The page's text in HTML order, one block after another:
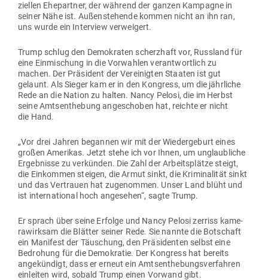
zi­ellen Ehe­partner, der während der ganzen Kam­pagne in
seiner Nähe ist. Außen­ste­hende kommen nicht an ihn ran,
uns wurde ein Interview verweigert.
Trump schlug den Demo­kraten scherzhaft vor, Russland für
eine Ein­mi­schung in die Vor­wahlen ver­ant­wortlich zu
machen. Der Prä­sident der Ver­ei­nigten Staaten ist gut
gelaunt. Als Sieger kam er in den Kon­gress, um die jähr­liche
Rede an die Nation zu halten. Nancy Pelosi, die im Herbst
seine Amts­ent­hebung ange­schoben hat, reichte er nicht
die Hand.
„Vor drei Jahren begannen wir mit der Wie­der­geburt eines
großen Ame­rikas. Jetzt stehe ich vor Ihnen, um unglaub­liche
Ergeb­nisse zu ver­künden. Die Zahl der Arbeits­plätze steigt,
die Ein­kommen steigen, die Armut sinkt, die Kri­mi­na­lität sinkt
und das Ver­trauen hat zuge­nommen. Unser Land blüht und
ist inter­na­tional hoch ange­sehen“, sagte Trump.
Er sprach über seine Erfolge und Nancy Pelosi zerriss kame­
ra­wirksam die Blätter seiner Rede. Sie nannte die Bot­schaft
ein Manifest der Täu­schung, den Prä­si­denten selbst eine
Bedrohung für die Demo­kratie. Der Kon­gress hat bereits
ange­kündigt, dass er erneut ein Amts­ent­he­bungs­ver­fahren
ein­leiten wird, sobald Trump einen Vorwand gibt.